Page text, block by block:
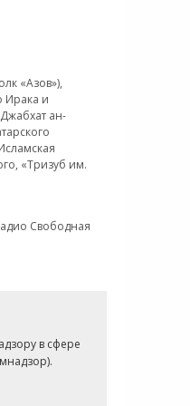
«Азов»),
Ирака и
ан-
«Тризуб им.
Свободная
в сфере